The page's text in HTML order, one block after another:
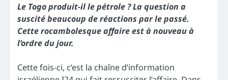
Le Togo produit-il le pétrole ? La question a
suscité beaucoup de réactions par le passé.
Cette rocambolesque affaire est à nouveau à
l’ordre du jour.
Cette fois-ci, c’est la chaîne d’information